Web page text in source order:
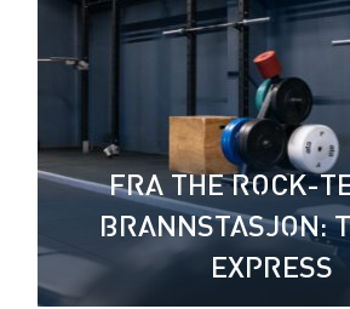
FRA THE ROCK-
BRANNSTASJON:
EXPRESS